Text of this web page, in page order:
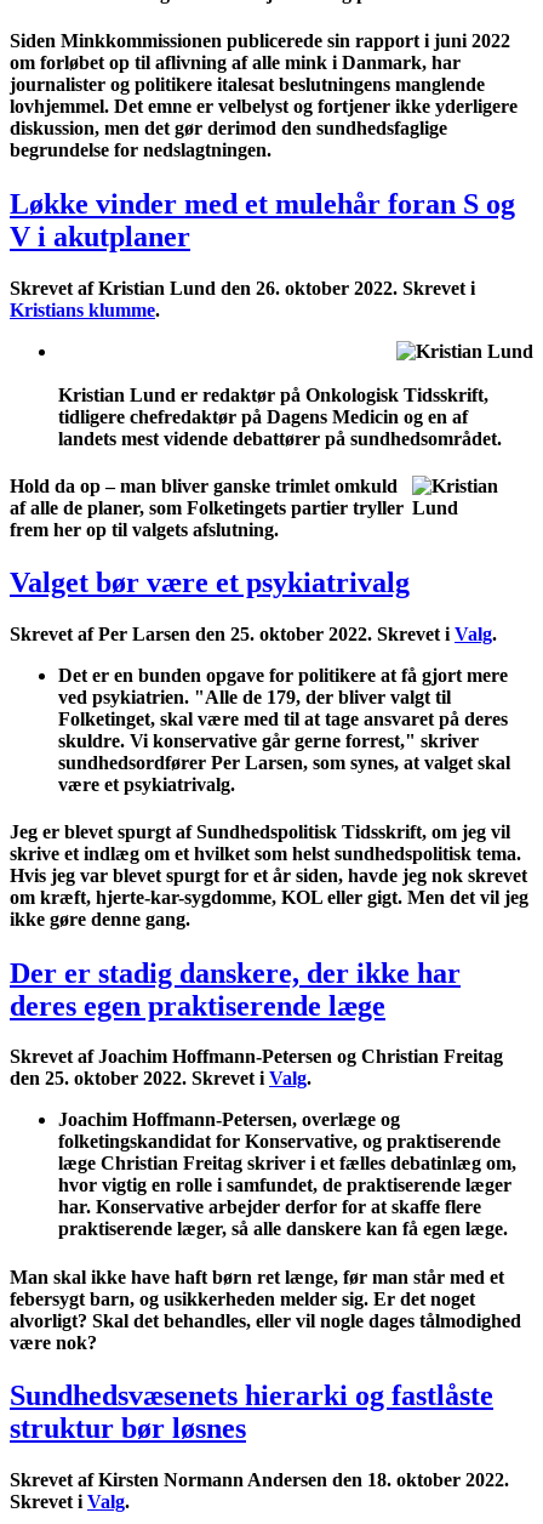
Siden Minkkommissionen publicerede sin rapport i juni 2022
om forløbet op til aflivning af alle mink i Danmark, har
journalister og politikere italesat beslutningens manglende
lovhjemmel. Det emne er velbelyst og fortjener ikke yderligere
diskussion, men det gør derimod den sundhedsfaglige
begrundelse for nedslagtningen.
Løkke vinder med et mulehår foran S og
V i akutplaner
Skrevet af Kristian Lund den 26. oktober 2022. Skrevet i
Kristians klumme.
Kristian Lund er redaktør på Onkologisk Tidsskrift,
tidligere chefredaktør på Dagens Medicin og en af
landets mest vidende debattører på sundhedsområdet.
Hold da op – man bliver ganske trimlet omkuld
af alle de planer, som Folketingets partier tryller
frem her op til valgets afslutning.
Valget bør være et psykiatrivalg
Skrevet af Per Larsen den 25. oktober 2022. Skrevet i Valg.
Det er en bunden opgave for politikere at få gjort mere
ved psykiatrien. "Alle de 179, der bliver valgt til
Folketinget, skal være med til at tage ansvaret på deres
skuldre. Vi konservative går gerne forrest," skriver
sundhedsordfører Per Larsen, som synes, at valget skal
være et psykiatrivalg.
Jeg er blevet spurgt af Sundhedspolitisk Tidsskrift, om jeg vil
skrive et indlæg om et hvilket som helst sundhedspolitisk tema.
Hvis jeg var blevet spurgt for et år siden, havde jeg nok skrevet
om kræft, hjerte-kar-sygdomme, KOL eller gigt. Men det vil jeg
ikke gøre denne gang.
Der er stadig danskere, der ikke har
deres egen praktiserende læge
Skrevet af Joachim Hoffmann-Petersen og Christian Freitag
den 25. oktober 2022. Skrevet iValg.
Joachim Hoffmann-Petersen, overlæge og
folketingskandidat for Konservative, og praktiserende
læge Christian Freitag skriver i et fælles debatinlæg om,
hvor vigtig en rolle i samfundet, de praktiserende læger
har. Konservative arbejder derfor for at skaffe flere
praktiserende læger, så alle danskere kan få egen læge.
Man skal ikke have haft børn ret længe, før man står med et
febersygt barn, og usikkerheden melder sig. Er det noget
alvorligt? Skal det behandles, eller vil nogle dages tålmodighed
være nok?
Sundhedsvæsenets hierarki og fastlåste
struktur bør løsnes
Skrevet af Kirsten Normann Andersen den 18. oktober 2022.
Skrevet i Valg.